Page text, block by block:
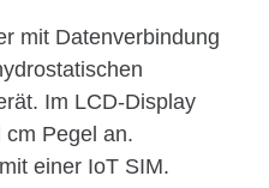
mit Datenverbindung
Im LCD-Display
Pegel an.
einer IoT SIM.